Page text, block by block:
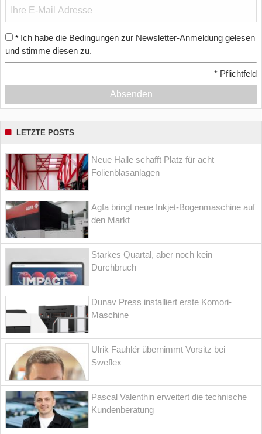
* Ich habe die Bedingungen zur Newsletter-Anmeldung gelesen
und stimme diesen zu.
* Pflichtfeld
Absenden
LETZTE POSTS
Neue Halle schafft Platz für acht
Folienblasanlagen
Agfa bringt neue Inkjet-Bogenmaschine auf
den Markt
Starkes Quartal, aber noch kein
Durchbruch
Dunav Press installiert erste Komori-
Maschine
Ulrik Fauhlér übernimmt Vorsitz bei
Sweflex
Pascal Valenthin erweitert die technische
Kundenberatung